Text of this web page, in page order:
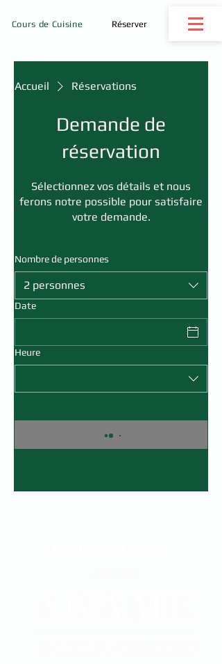
Réserver
Cours de Cuisine
Accueil Réservations
Demande de
réservation
Sélectionnez vos détails et nous
ferons notre possible pour satisfaire
votre demande.
Nombre de personnes
2 personnes
Date
Heure